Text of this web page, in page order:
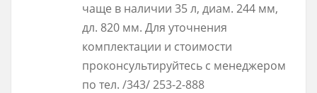
чаще в наличии 35 л, диам. 244 мм,
дл. 820 мм. Для уточнения
комплектации и стоимости
проконсультируйтесь с менеджером
по тел. /343/ 253-2-888